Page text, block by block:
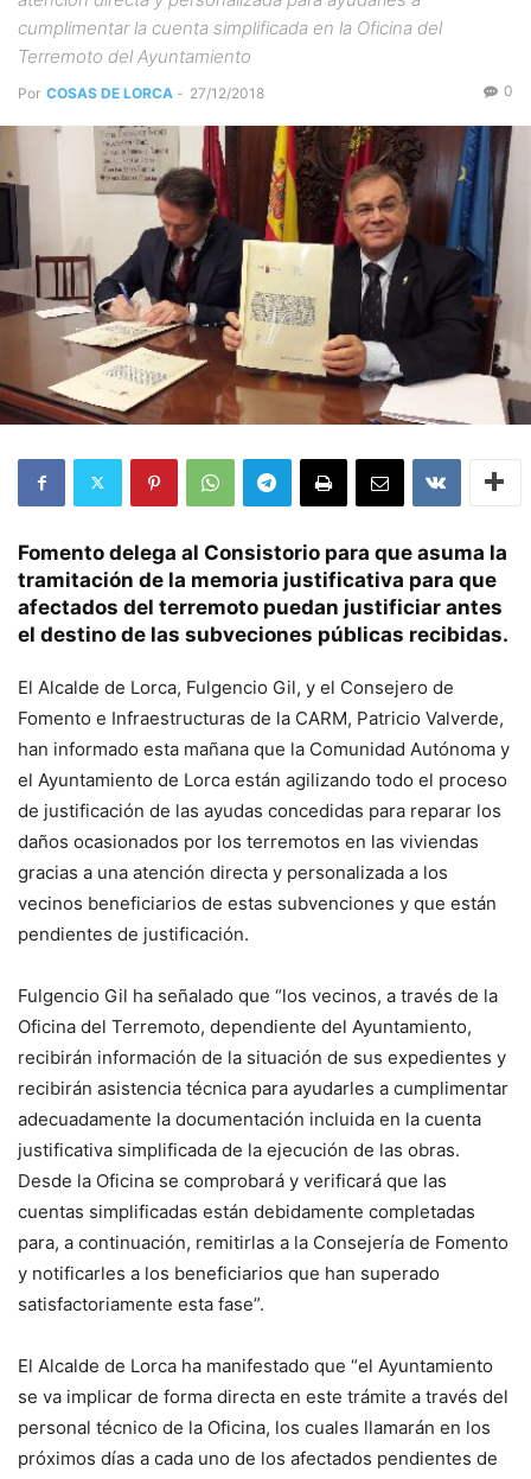
cumplimentar la cuenta simplificada en la Oficina del
Terremoto del Ayuntamiento
Por COSAS DE LORCA - 27/12/2018 0
Fomento delega al Consistorio para que asuma la
tramitación de la memoria justificativa para que
afectados del terremoto puedan justificiar antes
el destino de las subveciones públicas recibidas.
El Alcalde de Lorca, Fulgencio Gil, y el Consejero de
Fomento e Infraestructuras de la CARM, Patricio Valverde,
han informado esta mañana que la Comunidad Autónoma y
el Ayuntamiento de Lorca están agilizando todo el proceso
de justificación de las ayudas concedidas para reparar los
daños ocasionados por los terremotos en las viviendas
gracias a una atención directa y personalizada a los
vecinos beneficiarios de estas subvenciones y que están
pendientes de justificación.
Fulgencio Gil ha señalado que “los vecinos, a través de la
Oficina del Terremoto, dependiente del Ayuntamiento,
recibirán información de la situación de sus expedientes y
recibirán asistencia técnica para ayudarles a cumplimentar
adecuadamente la documentación incluida en la cuenta
justificativa simplificada de la ejecución de las obras.
Desde la Oficina se comprobará y verificará que las
cuentas simplificadas están debidamente completadas
para, a continuación, remitirlas a la Consejería de Fomento
y notificarles a los beneficiarios que han superado
satisfactoriamente esta fase”.
El Alcalde de Lorca ha manifestado que “el Ayuntamiento
se va implicar de forma directa en este trámite a través del
personal técnico de la Oficina, los cuales llamarán en los
próximos días a cada uno de los afectados pendientes de